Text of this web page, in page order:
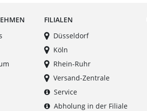
FILIALEN
Düsseldorf
Köln
Rhein-Ruhr
Versand-Zentrale
Service
Abholung in der Filiale